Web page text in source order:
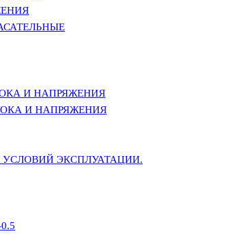
И НАПРЯЖЕНИЯ
И НАПРЯЖЕНИЯ
ЭКСПЛУАТАЦИИ.